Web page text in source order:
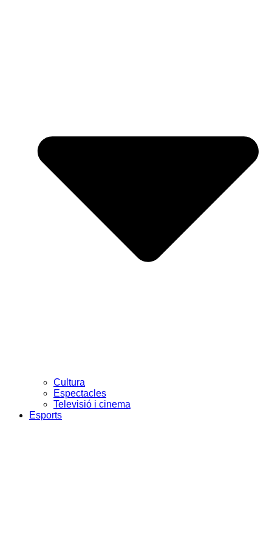
Cultura
Espectacles
Televisió i cinema
Esports